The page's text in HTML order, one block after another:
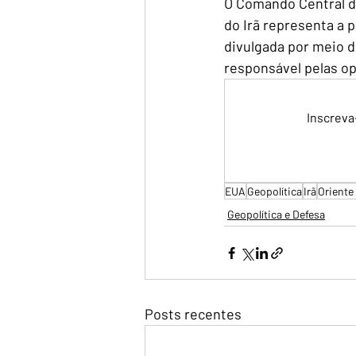
do Irã representa a
divulgada por meio
responsável pelas
EUA GeopolíticaIrã
Geopolítica e Defesa
Posts recentes